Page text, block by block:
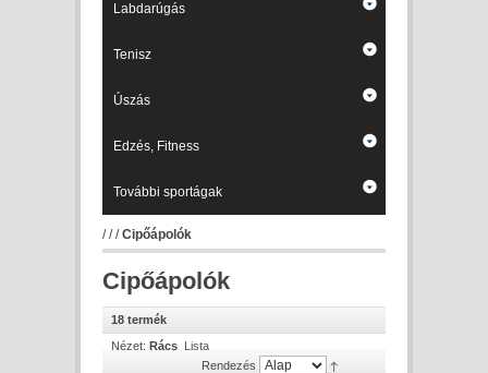
Labdarúgás
Tenisz
Úszás
Edzés, Fitness
További sportágak
///Cipőápolók
Cipőápolók
18 termék
Nézet: Rács Lista
Rendezés